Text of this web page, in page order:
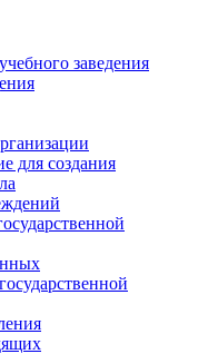
заведения
для создания